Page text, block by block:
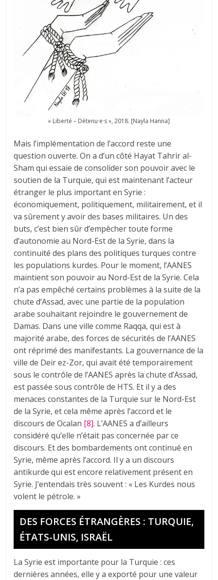
« Liberté – Détenu·e·s », 2018. [Nayla Hanna]
Mais l’implémentation de l’accord reste une
question ouverte. On a d’un côté Hayat Tahrir al-
Sham qui essaie de consolider son pouvoir avec le
soutien de la Turquie, qui est maintenant l’acteur
étranger le plus important en Syrie :
économiquement, politiquement, militairement, et il
va sûrement y avoir des bases militaires. Un des
buts, c’est bien sûr d’empêcher toute forme
d’autonomie au Nord-Est de la Syrie, dans la
continuité des plans des politiques turques contre
les populations kurdes. Pour le moment, l’AANES
maintient son pouvoir au Nord-Est de la Syrie. Cela
n’a pas empêché certains problèmes à la suite de la
chute d’Assad, avec une partie de la population
arabe souhaitant rejoindre le gouvernement de
Damas. Dans une ville comme Raqqa, qui est à
majorité arabe, des forces de sécurités de l’AANES
ont réprimé des manifestants. La gouvernance de la
ville de Deir ez-Zor, qui avait été temporairement
sous le contrôle de l’AANES après la chute d’Assad,
est passée sous contrôle de HTS. Et il y a des
menaces constantes de la Turquie sur le Nord-Est
de la Syrie, et cela même après l’accord et le
discours de Ocalan [8]. L’AANES a d’ailleurs
considéré qu’elle n’était pas concernée par ce
discours. Et des bombardements ont continué en
Syrie, même après l’accord. Il y a un discours
antikurde qui est encore relativement présent en
Syrie. J’entendais très souvent : « Les Kurdes nous
volent le pétrole. »
DES FORCES ÉTRANGÈRES : TURQUIE,
ÉTATS-UNIS, ISRAËL
La Syrie est importante pour la Turquie : ces
dernières années, elle y a exporté pour une valeur